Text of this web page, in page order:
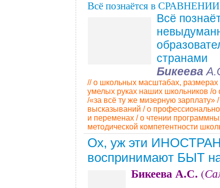
Всё познаётся в СРАВНЕНИИ
Всё
странами
Бикеева
// о школьных масштабах, размерах
умелых руках наших школьников /о
/«за всё ту же мизерную зарплату»
высказываний / о
и переменах / о чтении
методической компетентности
Ох, уж эти
воспринимают БЫТ
Бикеева А.С. (